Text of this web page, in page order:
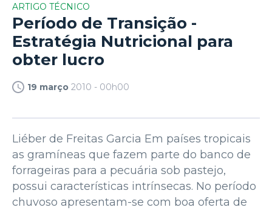
ARTIGO TÉCNICO
Período de Transição -
Estratégia Nutricional para
obter lucro
19 março 2010 - 00h00
Liéber de Freitas Garcia Em países tropicais
as gramíneas que fazem parte do banco de
forrageiras para a pecuária sob pastejo,
possui características intrínsecas. No período
chuvoso apresentam-se com boa oferta de